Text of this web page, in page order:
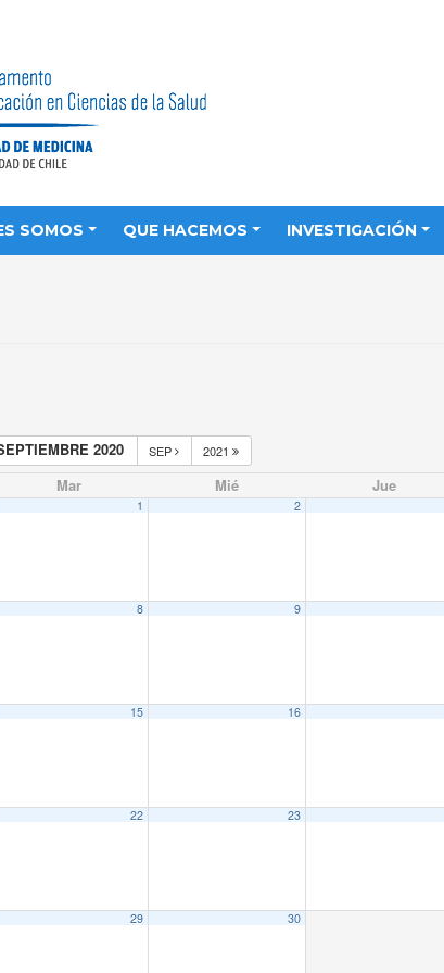
SOMOS QUE HACEMOS INVESTIGACIÓN
2020 SEP 2021
Mar Mié Jue
1 2
8 9
15 16
22 23
29 30